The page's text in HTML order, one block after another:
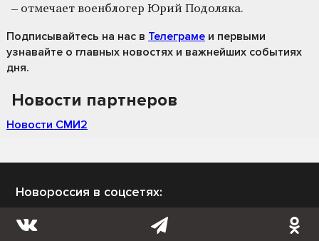
– отмечает военблогер Юрий Подоляка.
Подписывайтесь на нас в Телеграме и первыми
узнавайте о главных новостях и важнейших событиях
дня.
Новости партнеров
Новости СМИ2
Новороссия в соцсетях: